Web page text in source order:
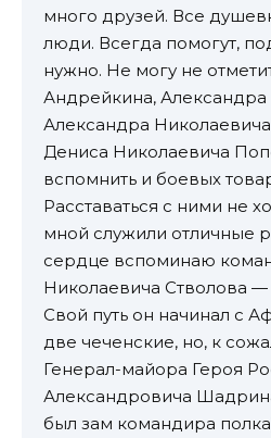
много друзей. Все
люди. Всегда помогут,
нужно. Не могу не
Андрейкина,
Александра
Дениса Николаевича
вспомнить и боевых
Расставаться с ними не
мной служили отличные
сердце вспоминаю
Николаевича Стволова —
Свой путь он начинал с
две чеченские, но, к
Генерал-майора Героя
Александровича
был зам командира